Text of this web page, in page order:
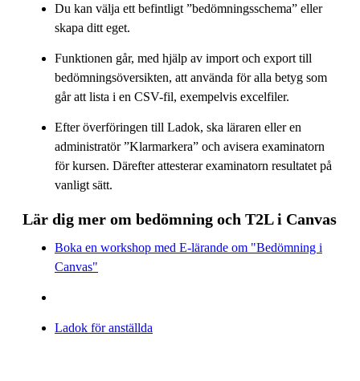
Du kan välja ett befintligt ”bedömningsschema” eller
skapa ditt eget.
Funktionen går, med hjälp av import och export till
bedömningsöversikten, att använda för alla betyg som
går att lista i en CSV-fil, exempelvis excelfiler.
Efter överföringen till Ladok, ska läraren eller en
administratör ”Klarmarkera” och avisera examinatorn
för kursen. Därefter attesterar examinatorn resultatet på
vanligt sätt.
Lär dig mer om bedömning och T2L i Canvas
Boka en workshop med E-lärande om "Bedömning i
Canvas"
Ladok för anställda